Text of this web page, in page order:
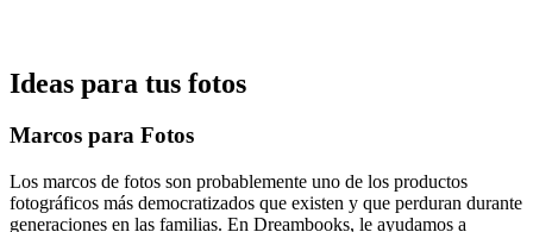
Ideas para tus fotos
Marcos para Fotos
Los marcos de fotos son probablemente uno de los productos
fotográficos más democratizados que existen y que perduran durante
generaciones en las familias. En Dreambooks, le ayudamos a